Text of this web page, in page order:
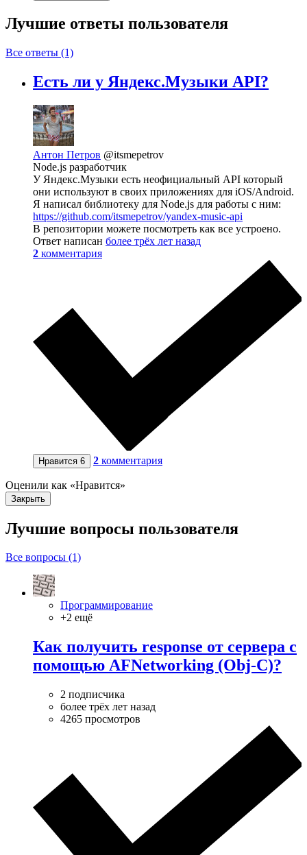
Лучшие ответы пользователя
Все ответы (1)
Есть ли у Яндекс.Музыки API?
Антон Петров @itsmepetrov
Node.js разработчик
У Яндекс.Музыки есть неофициальный API который
они используют в своих приложениях для iOS/Android.
Я написал библиотеку для Node.js для работы с ним:
https://github.com/itsmepetrov/yandex-music-api
В репозитории можете посмотреть как все устроено.
Ответ написан более трёх лет назад
2 комментария
Нравится 6 2 комментария
Оценили как «Нравится»
Закрыть
Лучшие вопросы пользователя
Все вопросы (1)
Программирование
+2 ещё
Как получить response от сервера с
помощью AFNetworking (Obj-C)?
2 подписчика
более трёх лет назад
4265 просмотров